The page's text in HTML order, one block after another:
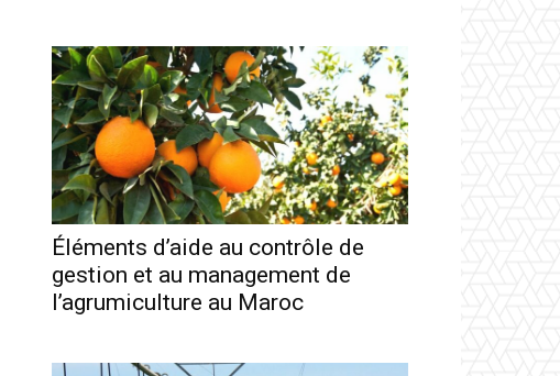
Éléments d’aide au contrôle de
gestion et au management de
l’agrumiculture au Maroc